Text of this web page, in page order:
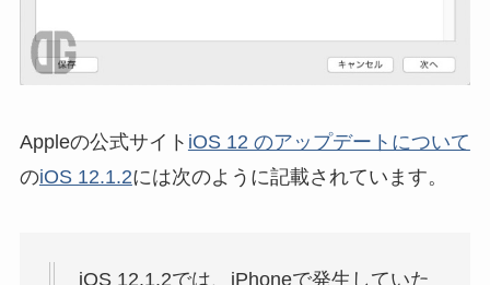
Appleの公式サイト iOS 12 のアップデートについて
のiOS 12.1.2には次のように記載されています。
iOS 12.1.2では、iPhoneで発生していた